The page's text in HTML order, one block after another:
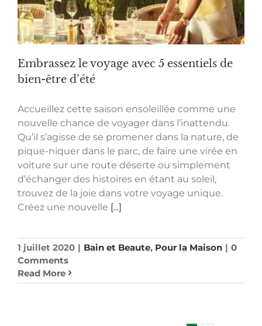
Embrassez le voyage avec 5 essentiels de
bien-être d’été
Accueillez cette saison ensoleillée comme une
nouvelle chance de voyager dans l’inattendu.
Qu’il s’agisse de se promener dans la nature, de
pique-niquer dans le parc, de faire une virée en
voiture sur une route déserte ou simplement
d’échanger des histoires en étant au soleil,
trouvez de la joie dans votre voyage unique.
Créez une nouvelle [...]
1 juillet 2020 | Bain et Beaute, Pour la Maison | 0
Comments
Read More